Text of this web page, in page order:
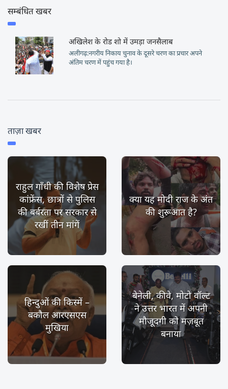
सम्बंधित खबर
अखिलेश के रोड शो में उमड़ा जनसैलाब
अलीगढ़:नगरीय निकाय चुनाव के दूसरे चरण का प्रचार अपने
अंतिम चरण में पहुंच गया है।
ताज़ा खबर
राहुल गाँधी की विशेष प्रेस
कांफ्रेंस, छात्रों से पुलिस
की बर्बरता पर सरकार से
रखीं तीन मांगें
क्या यह मोदी राज के अंत
की शुरूआत है?
हिन्दुओं की किस्में –
बकौल आरएसएस
मुखिया
बेनेली, कीवे, मोटो वॉल्ट
ने उत्तर भारत में अपनी
मौजूदगी को मज़बूत
बनाया